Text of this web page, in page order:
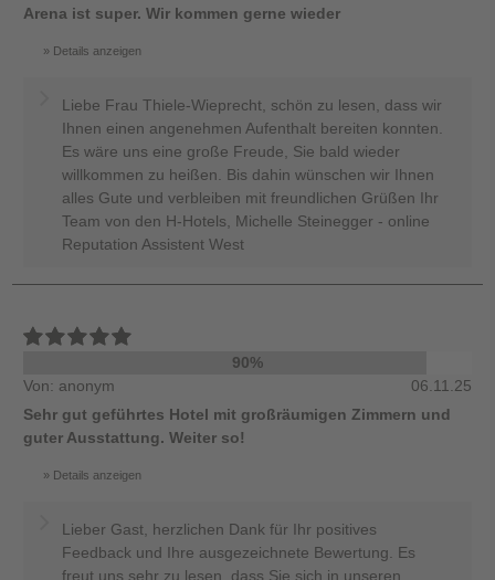
Arena ist super. Wir kommen gerne wieder
Details anzeigen
Liebe Frau Thiele-Wieprecht, schön zu lesen, dass wir
Ihnen einen angenehmen Aufenthalt bereiten konnten.
Es wäre uns eine große Freude, Sie bald wieder
willkommen zu heißen. Bis dahin wünschen wir Ihnen
alles Gute und verbleiben mit freundlichen Grüßen Ihr
Team von den H-Hotels, Michelle Steinegger - online
Reputation Assistent West
90%
Von: anonym
06.11.25
Sehr gut geführtes Hotel mit großräumigen Zimmern und
guter Ausstattung. Weiter so!
Details anzeigen
Lieber Gast, herzlichen Dank für Ihr positives
Feedback und Ihre ausgezeichnete Bewertung. Es
freut uns sehr zu lesen, dass Sie sich in unseren